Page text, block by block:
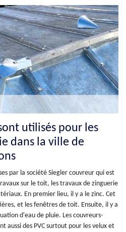
utilisés pour les
dans la ville de
par la société Siegler couvreur qui est
sur le toit, les travaux de zinguerie
En premier lieu, il y a le zinc. Cet
et les fenêtres de toit. Ensuite, il y a
d'eau de pluie. Les couvreurs-
aussi des PVC surtout pour les velux et